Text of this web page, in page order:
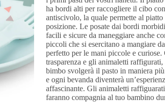
ha bordi alti per raccogliere il cibo
antiscivolo, la quale permette al
posizione. Le posate dai bordi
facili e sicure da maneggiare anche
piccoli che si esercitano a mangiare
perfetto per le mani piccole e curiose.
trasparenza e gli animaletti
bimbo svolgerà il pasto in maniera
e ogni bevanda diventerà
affascinante. Gli animaletti
faranno compagnia al tuo bambino